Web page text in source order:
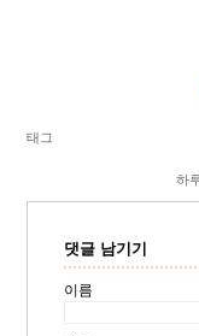
태그
하
댓글 남기기
이름